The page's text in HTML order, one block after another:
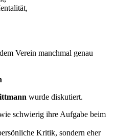
Verein manchmal genau
wurde diskutiert.
schwierig ihre Aufgabe beim
Kritik, sondern eher